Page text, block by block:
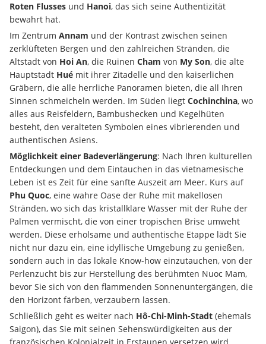
Roten Flusses und Hanoi, das sich seine Authentizität
bewahrt hat.
Im Zentrum Annam und der Kontrast zwischen seinen
zerklüfteten Bergen und den zahlreichen Stränden, die
Altstadt von Hoi An, die Ruinen Cham von My Son, die alte
Hauptstadt Hué mit ihrer Zitadelle und den kaiserlichen
Gräbern, die alle herrliche Panoramen bieten, die all Ihren
Sinnen schmeicheln werden. Im Süden liegt Cochinchina, wo
alles aus Reisfeldern, Bambushecken und Kegelhüten
besteht, den veralteten Symbolen eines vibrierenden und
authentischen Asiens.
Möglichkeit einer Badeverlängerung: Nach Ihren kulturellen
Entdeckungen und dem Eintauchen in das vietnamesische
Leben ist es Zeit für eine sanfte Auszeit am Meer. Kurs auf
Phu Quoc, eine wahre Oase der Ruhe mit makellosen
Stränden, wo sich das kristallklare Wasser mit der Ruhe der
Palmen vermischt, die von einer tropischen Brise umweht
werden. Diese erholsame und authentische Etappe lädt Sie
nicht nur dazu ein, eine idyllische Umgebung zu genießen,
sondern auch in das lokale Know-how einzutauchen, von der
Perlenzucht bis zur Herstellung des berühmten Nuoc Mam,
bevor Sie sich von den flammenden Sonnenuntergängen, die
den Horizont färben, verzaubern lassen.
Schließlich geht es weiter nach Hô-Chi-Minh-Stadt (ehemals
Saigon), das Sie mit seinen Sehenswürdigkeiten aus der